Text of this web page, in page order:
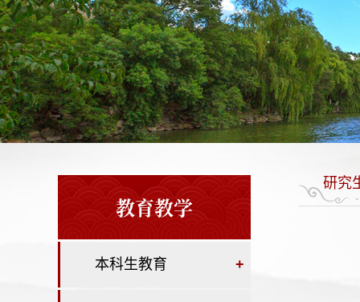
教育教学
本科生教育 +
研究